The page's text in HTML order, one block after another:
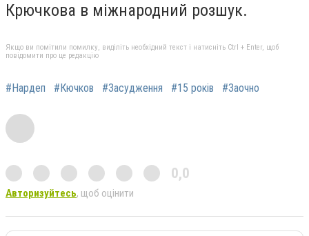
Крючкова в міжнародний розшук.
Якщо ви помітили помилку, виділіть необхідний текст і натисніть Ctrl + Enter, щоб
повідомити про це редакцію
#Нардеп #Кючков #Засудження #15 років #Заочно
0,0
Авторизуйтесь, щоб оцінити